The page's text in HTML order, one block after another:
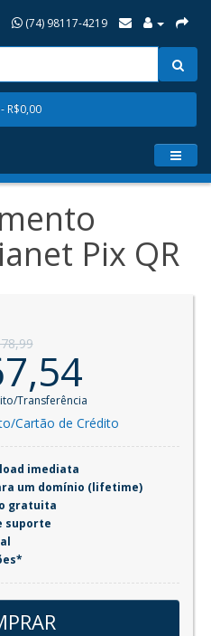
(74) 98117-4219
R$0,00
Pix QR
Transferência
Cartão de Crédito
imediata
um domínio (lifetime)
gratuita
suporte